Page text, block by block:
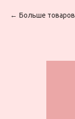
Больше товаров